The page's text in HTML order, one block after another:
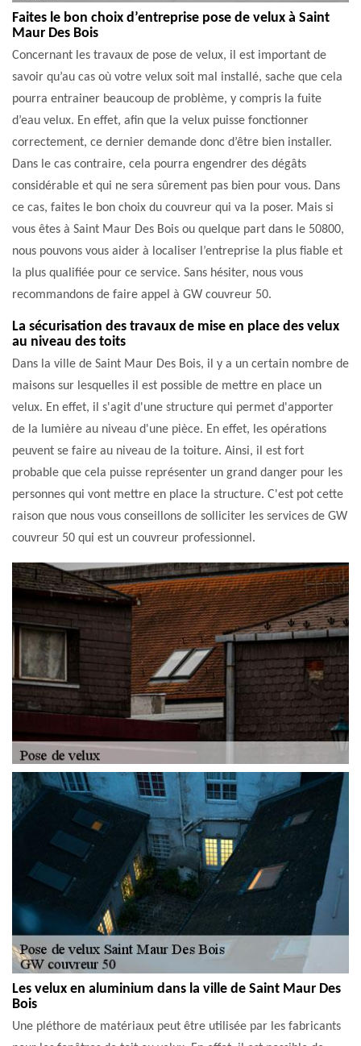
Faites le bon choix d’entreprise pose de velux à Saint
Maur Des Bois
Concernant les travaux de pose de velux, il est important de
savoir qu’au cas où votre velux soit mal installé, sache que cela
pourra entrainer beaucoup de problème, y compris la fuite
d’eau velux. En effet, afin que la velux puisse fonctionner
correctement, ce dernier demande donc d’être bien installer.
Dans le cas contraire, cela pourra engendrer des dégâts
considérable et qui ne sera sûrement pas bien pour vous. Dans
ce cas, faites le bon choix du couvreur qui va la poser. Mais si
vous êtes à Saint Maur Des Bois ou quelque part dans le 50800,
nous pouvons vous aider à localiser l’entreprise la plus fiable et
la plus qualifiée pour ce service. Sans hésiter, nous vous
recommandons de faire appel à GW couvreur 50.
La sécurisation des travaux de mise en place des velux
au niveau des toits
Dans la ville de Saint Maur Des Bois, il y a un certain nombre de
maisons sur lesquelles il est possible de mettre en place un
velux. En effet, il s'agit d'une structure qui permet d'apporter
de la lumière au niveau d'une pièce. En effet, les opérations
peuvent se faire au niveau de la toiture. Ainsi, il est fort
probable que cela puisse représenter un grand danger pour les
personnes qui vont mettre en place la structure. C'est pot cette
raison que nous vous conseillons de solliciter les services de GW
couvreur 50 qui est un couvreur professionnel.
Les velux en aluminium dans la ville de Saint Maur Des
Bois
Une pléthore de matériaux peut être utilisée par les fabricants